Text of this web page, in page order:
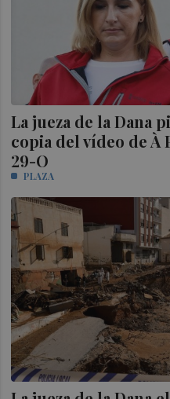
La jueza de la Dana
copia del vídeo de À
29-O
PLAZA